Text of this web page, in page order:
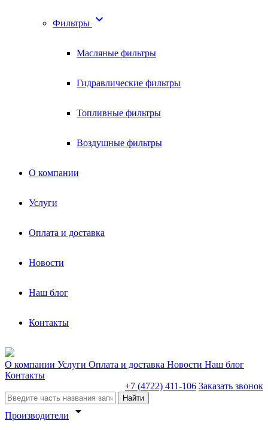
Фильтры 
Масляные фильтры
Гидравлические фильтры
Топливные фильтры
Воздушные фильтры
О компании
Услуги
Оплата и доставка
Новости
Наш блог
Контакты
О компании Услуги Оплата и доставка Новости Наш блог
Контакты
+7 (4722) 411-106 Заказать звонок
Найти
Производители arrow_drop_down